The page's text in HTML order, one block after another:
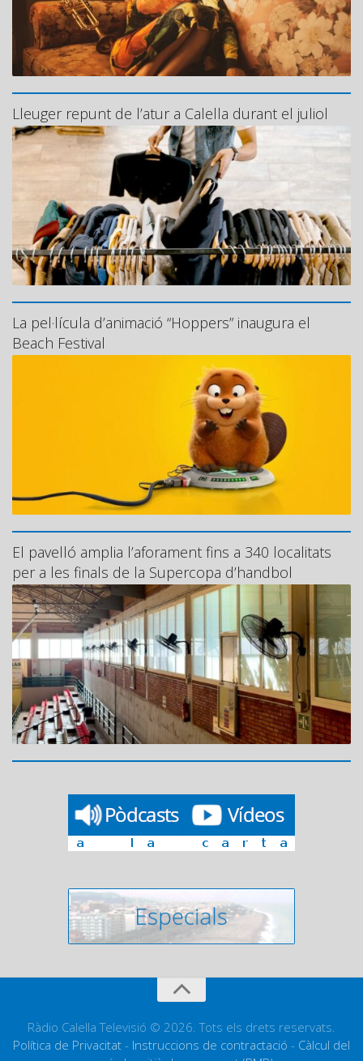
Lleuger repunt de l’atur a Calella durant el juliol
La pel·lícula d’animació “Hoppers” inaugura el
Beach Festival
El pavelló amplia l’aforament fins a 340 localitats
per a les finals de la Supercopa d’handbol
Ràdio Calella Televisió © 2026. Tots els drets reservats.
Política de Privacitat - Instruccions de contractació - Càlcul del